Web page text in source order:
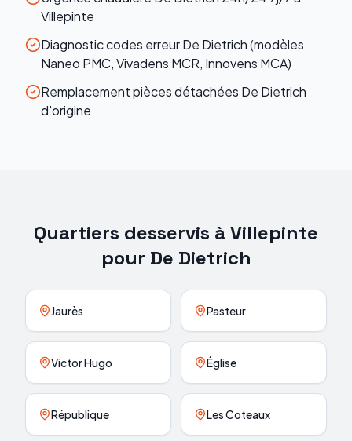
Villepinte
Diagnostic codes erreur De Dietrich (modèles
Naneo PMC, Vivadens MCR, Innovens MCA)
Remplacement pièces détachées De Dietrich
d'origine
Quartiers desservis à Villepinte
pour De Dietrich
Jaurès Pasteur
Victor Hugo Église
République Les Coteaux